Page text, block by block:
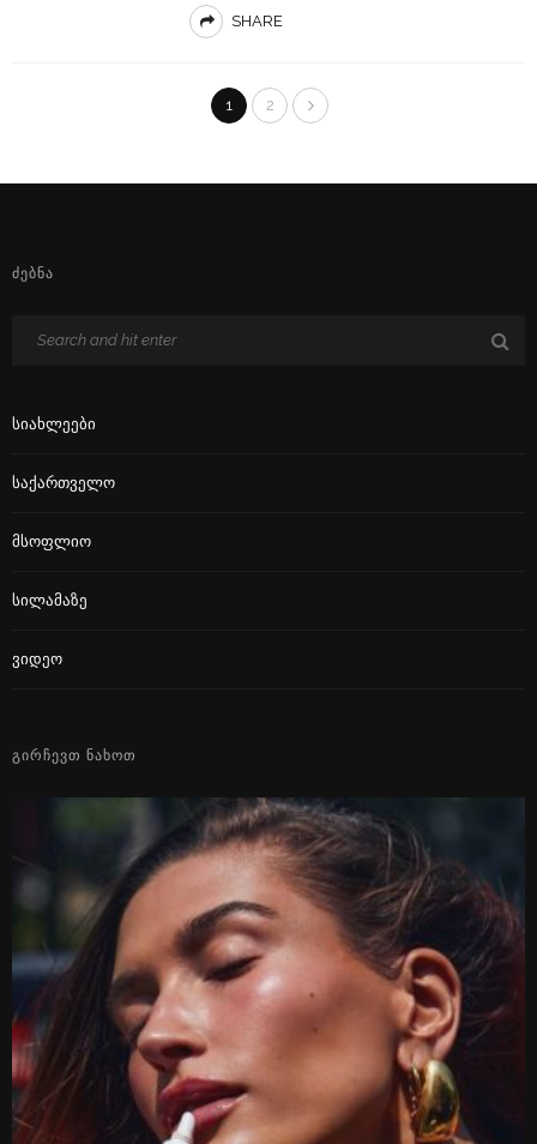
SHARE
1 2
ᲫᲔᲑᲜᲐ
Სიახლეები
Საქართველო
Მსოფლიო
Სილამაზე
Ვიდეო
ᲒᲘᲠᲩᲔᲕᲗ ᲜᲐᲮᲝᲗ